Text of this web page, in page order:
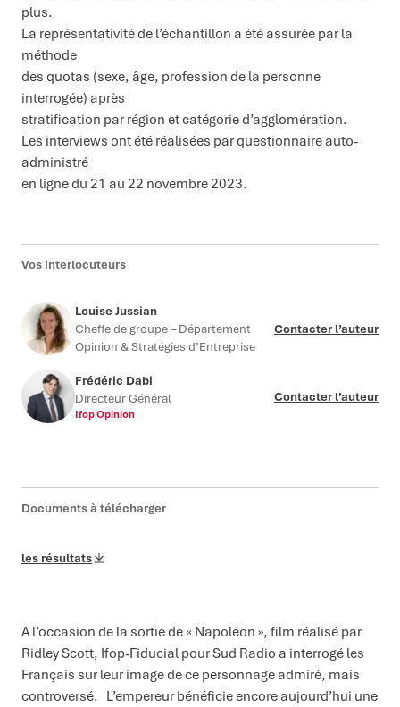
plus.
La représentativité de l’échantillon a été assurée par la
méthode
des quotas (sexe, âge, profession de la personne
interrogée) après
stratification par région et catégorie d’agglomération.
Les interviews ont été réalisées par questionnaire auto-
administré
en ligne du 21 au 22 novembre 2023.
Vos interlocuteurs
Louise Jussian
Cheffe de groupe – Département
Opinion & Stratégies d’Entreprise
Contacter l’auteur
Frédéric Dabi
Directeur Général
Ifop Opinion
Contacter l’auteur
Documents à télécharger
les résultats
A l’occasion de la sortie de « Napoléon », film réalisé par
Ridley Scott, Ifop-Fiducial pour Sud Radio a interrogé les
Français sur leur image de ce personnage admiré, mais
controversé. L’empereur bénéficie encore aujourd’hui une